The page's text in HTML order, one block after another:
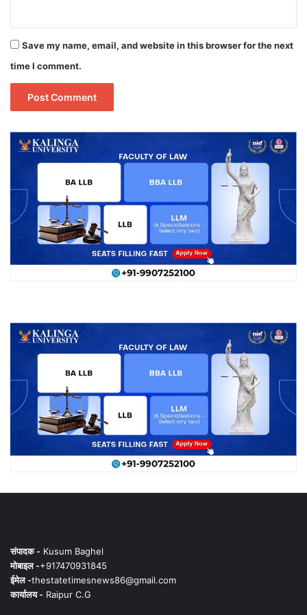
Save my name, email, and website in this browser for the next
time I comment.
संपादक - Kusum Baghel
मोबाइल -+917470931845
ईमेल -thestatetimesnews86@gmail.com
कार्यालय - Raipur C.G